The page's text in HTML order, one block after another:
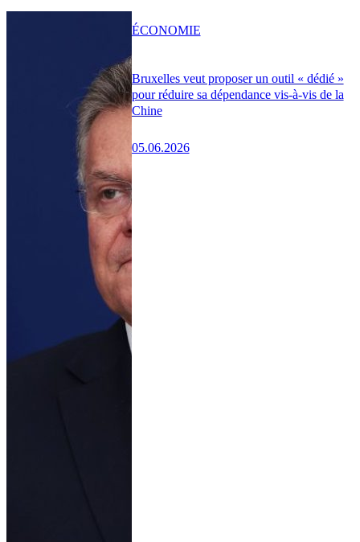
Bruxelles veut proposer un outil « dédié »
pour réduire sa dépendance vis-à-vis de la
Chine
05.06.2026
ÉCONOMIE